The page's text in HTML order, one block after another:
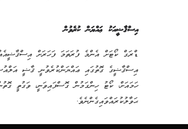
އިސްޤާޟީއަކު ޢައްޔަން ކުރެވުން
އިސްޤާޟީގެ ގޮތުގައި ޢައްޔަންކުރެވުނީ ޤާޟީ
ހަމައަށް، ކޯޓު ހިންގަމުން ގޮސްފައިވަނީ، ވަގުތީ
ޙަވާލުކުރައްވައިގެންނެވެ.